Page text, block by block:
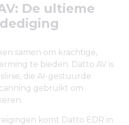
De ultieme
samen om krachtige,
te bieden. Datto AV is
die AI-gestuurde
gebruikt om
komt Datto EDR in